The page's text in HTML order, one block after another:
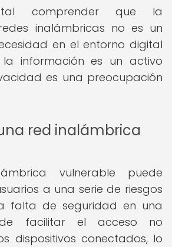
comprender que la
inalámbricas no es un
en el entorno digital
información es un activo
es una preocupación
red inalámbrica
vulnerable puede
a una serie de riesgos
falta de seguridad en una
facilitar el acceso no
dispositivos conectados, lo